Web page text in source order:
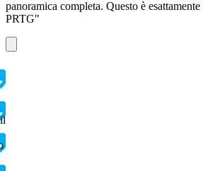
panoramica completa. Questo è
PRTG"